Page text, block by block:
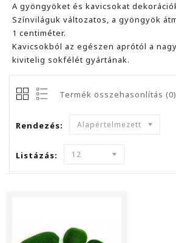
A gyöngyöket és kavicsokat
Színviláguk változatos, a gyöngyök
1 centiméter.
Kavicsokból az egészen aprótól a
kivitelig sokfélét gyártának.
Termék összehasonlítás (0)
Rendezés: Alapértelmezett
Listázás: 12